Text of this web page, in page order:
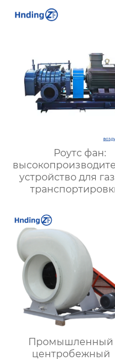
Роутс фан:
устройство для
преимущества,
применение и
рекомендации
Промышленный
центробежный